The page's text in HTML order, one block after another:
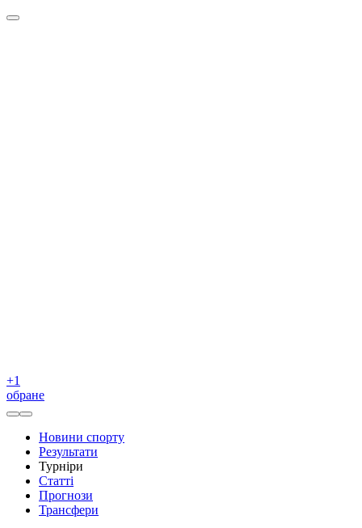
+1
обране
Новини спорту
Результати
Турніри
Статті
Прогнози
Трансфери